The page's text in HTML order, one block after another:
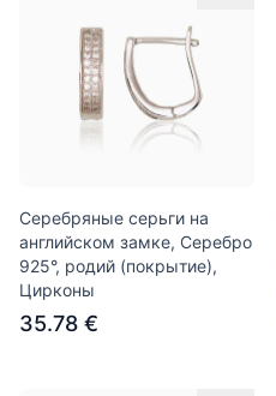
Серебряные серьги на
английском замке, Серебро
925°, родий (покрытие),
Цирконы
35.78 €